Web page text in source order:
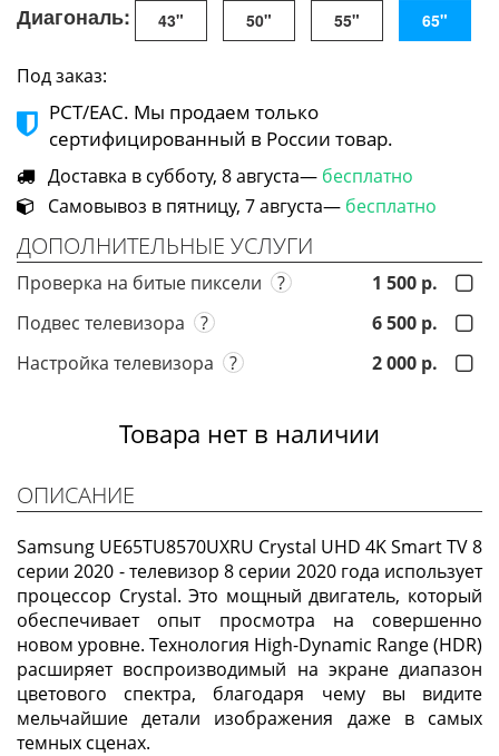
Диагональ: 43" 50" 55" 65"
Под заказ:
РСТ/ЕАС. Мы продаем только
сертифицированный в России товар.
Доставка в субботу, 8 августа— бесплатно
Самовывоз в пятницу, 7 августа— бесплатно
ДОПОЛНИТЕЛЬНЫЕ УСЛУГИ
Проверка на битые пиксели ?
1 500 р.
Подвес телевизора
?
6 500 р.
Настройка телевизора
? 2 000 р.
Товара нет в наличии
ОПИСАНИЕ
Samsung UE65TU8570UXRU Crystal UHD 4K Smart TV 8
серии 2020 - телевизор 8 серии 2020 года использует
процессор Crystal. Это мощный двигатель, который
обеспечивает опыт просмотра на совершенно
новом уровне. Технология High-Dynamic Range (HDR)
расширяет воспроизводимый на экране диапазон
цветового спектра, благодаря чему вы видите
мельчайшие детали изображения даже в самых
темных сценах.